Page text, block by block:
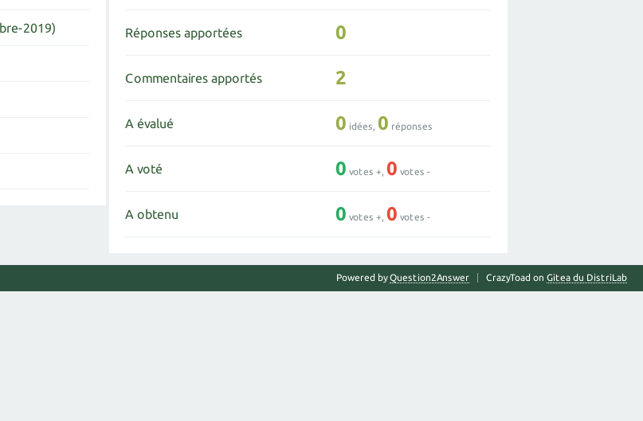
2019) Réponses apportées 0
Commentaires apportés 2
A évalué 0 idées,0 réponses
A voté 0 votes +,0 votes -
A obtenu 0 votes +,0 votes -
CrazyToad on Gitea du DistriLab
Powered byQuestion2Answer